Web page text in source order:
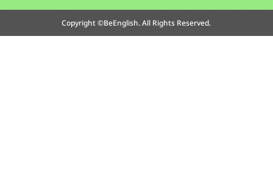
Copyright ©BeEnglish. All Rights Reserved.